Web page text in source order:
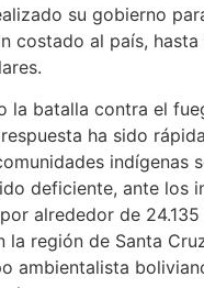
su gobierno
costado al país,
la batalla contra el
ha sido
indígenas
deficiente, ante los
alrededor de
la región de Santa
ambientalista